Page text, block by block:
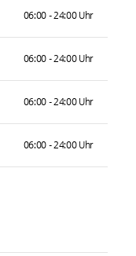
06:00 - 24:00 Uhr
06:00 - 24:00 Uhr
06:00 - 24:00 Uhr
06:00 - 24:00 Uhr